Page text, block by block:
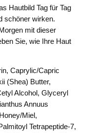
Hautbild Tag für Tag
schöner wirken.
mit dieser
Sie, wie Ihre Haut
Caprylic/Capric
(Shea) Butter,
Alcohol, Glyceryl
Annuus
Miel,
Tetrapeptide-7,